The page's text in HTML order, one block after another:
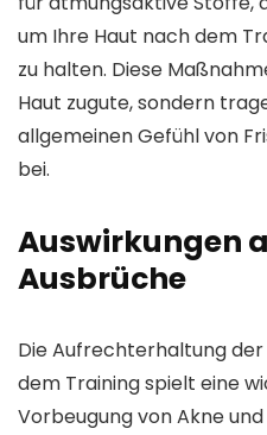
um Ihre Haut nach dem
zu halten. Diese
Haut zugute, sondern
allgemeinen Gefühl von
bei.
Auswirkungen
Ausbrüche
Die Aufrechterhaltung
dem Training spielt eine
Vorbeugung von Akne